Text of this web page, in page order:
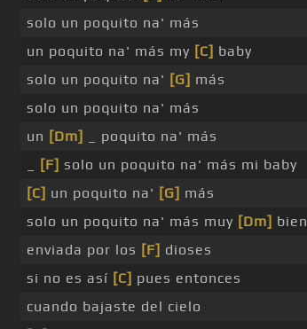
solo un poquito na' más
un poquito na' más my [C] baby
solo un poquito na' [G] más
solo un poquito na' más
un [Dm]
_ poquito na' más
[F] solo un poquito na' más mi baby
[C] un poquito na' [G] más
solo un poquito na' más muy [Dm] bien
enviada por los [F] dioses
si no es así [C] pues entonces
cuando bajaste del cielo